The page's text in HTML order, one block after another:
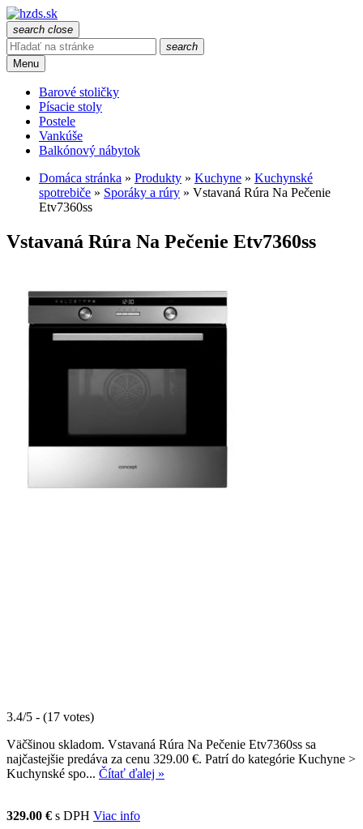
search close
search
Menu
Barové stoličky
Písacie stoly
Postele
Vankúše
Balkónový nábytok
Domáca stránka » Produkty » Kuchyne » Kuchynské
spotrebiče » Sporáky a rúry » Vstavaná Rúra Na Pečenie
Etv7360ss
Vstavaná Rúra Na Pečenie Etv7360ss
3.4/5 - (17 votes)
Väčšinou skladom. Vstavaná Rúra Na Pečenie Etv7360ss sa
najčastejšie predáva za cenu 329.00 €. Patrí do kategórie Kuchyne >
Kuchynské spo... Čítať ďalej »
329.00 € s DPH Viac info